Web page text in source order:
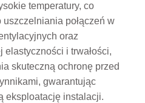
temperatury, co
połączeń w
oraz
i trwałości,
skuteczną ochronę przed
gwarantując
eksploatację instalacji.